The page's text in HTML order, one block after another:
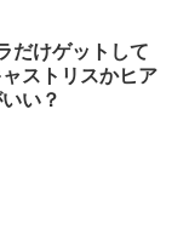
だけゲットして
ストリスかヒア
い？